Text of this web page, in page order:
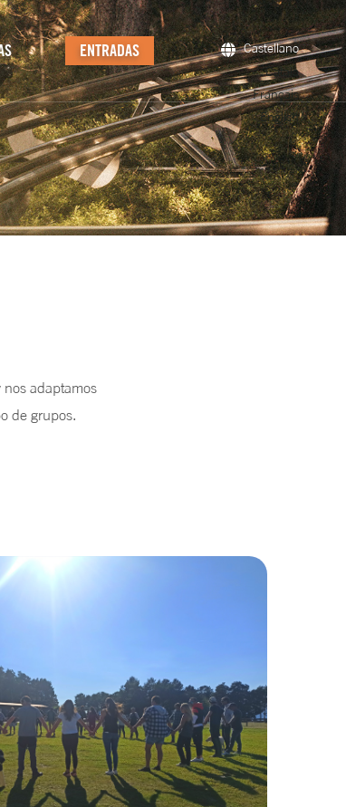
ENTRADAS
Castellano
Català
Français
English
adaptamos
de grupos.